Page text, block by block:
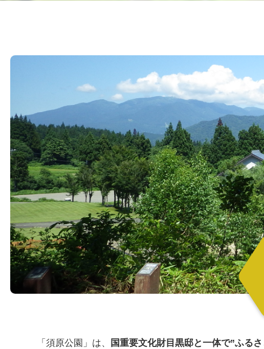
「須原公園」は、 国重要文化財目黒邸と一体で”ふる